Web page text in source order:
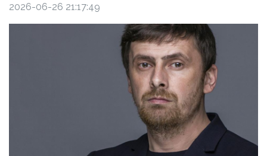
2026-06-26 21:17:49